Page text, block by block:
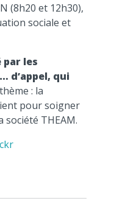
(8h20 et 12h30),
sociale et
par les
d’appel, qui
: la
pour soigner
société THEAM.